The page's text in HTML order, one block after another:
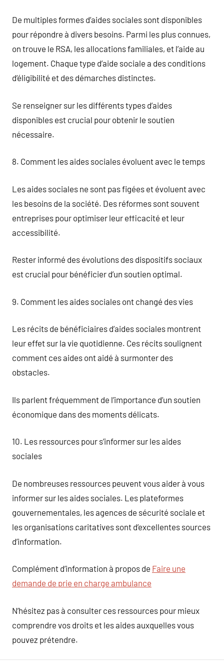
De multiples formes d’aides sociales sont disponibles
pour répondre à divers besoins. Parmi les plus connues,
on trouve le RSA, les allocations familiales, et l’aide au
logement. Chaque type d’aide sociale a des conditions
d’éligibilité et des démarches distinctes.
Se renseigner sur les différents types d’aides
disponibles est crucial pour obtenir le soutien
nécessaire.
8. Comment les aides sociales évoluent avec le temps
Les aides sociales ne sont pas figées et évoluent avec
les besoins de la société. Des réformes sont souvent
entreprises pour optimiser leur efficacité et leur
accessibilité.
Rester informé des évolutions des dispositifs sociaux
est crucial pour bénéficier d’un soutien optimal.
9. Comment les aides sociales ont changé des vies
Les récits de bénéficiaires d’aides sociales montrent
leur effet sur la vie quotidienne. Ces récits soulignent
comment ces aides ont aidé à surmonter des
obstacles.
Ils parlent fréquemment de l’importance d’un soutien
économique dans des moments délicats.
10. Les ressources pour s’informer sur les aides
sociales
De nombreuses ressources peuvent vous aider à vous
informer sur les aides sociales. Les plateformes
gouvernementales, les agences de sécurité sociale et
les organisations caritatives sont d’excellentes sources
d’information.
Complément d’information à propos de Faire une
demande de prie en charge ambulance
N’hésitez pas à consulter ces ressources pour mieux
comprendre vos droits et les aides auxquelles vous
pouvez prétendre.